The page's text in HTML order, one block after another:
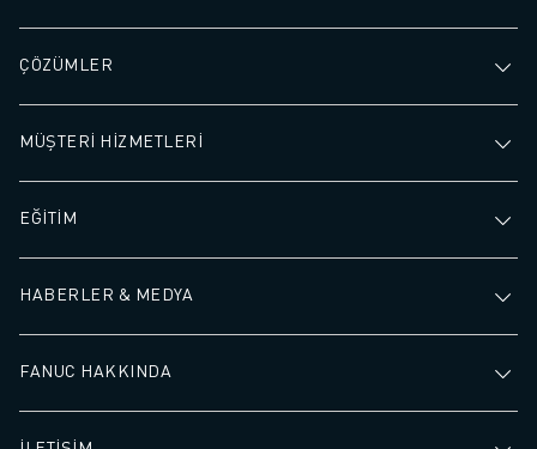
ÇÖZÜMLER
MÜŞTERİ HİZMETLERİ
EĞİTİM
HABERLER & MEDYA
FANUC HAKKINDA